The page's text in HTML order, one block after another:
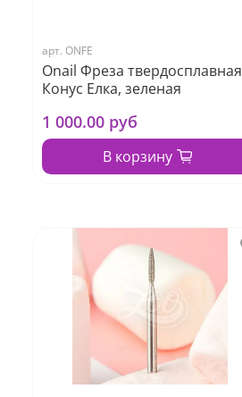
арт. ONFE
Onail Фреза твердосплавная
Конус Елка, зеленая
1 000.00 руб
В корзину